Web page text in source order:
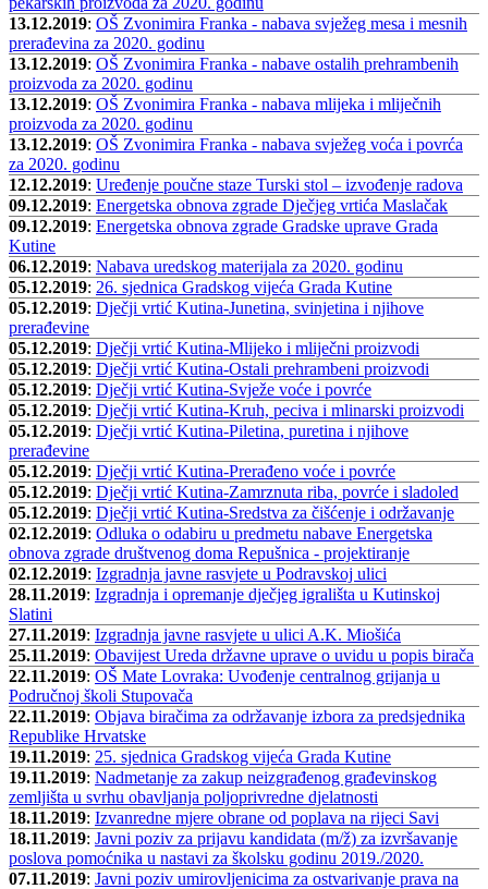
13.12.2019: OŠ Zvonimira Franka - nabava svježeg mesa i mesnih
prerađevina za 2020. godinu
13.12.2019: OŠ Zvonimira Franka - nabave ostalih prehrambenih
proizvoda za 2020. godinu
13.12.2019: OŠ Zvonimira Franka - nabava mlijeka i mliječnih
proizvoda za 2020. godinu
13.12.2019: OŠ Zvonimira Franka - nabava svježeg voća i povrća
za 2020. godinu
12.12.2019: Uređenje poučne staze Turski stol – izvođenje radova
09.12.2019: Energetska obnova zgrade Dječjeg vrtića Maslačak
09.12.2019: Energetska obnova zgrade Gradske uprave Grada
Kutine
06.12.2019: Nabava uredskog materijala za 2020. godinu
05.12.2019: 26. sjednica Gradskog vijeća Grada Kutine
05.12.2019: Dječji vrtić Kutina-Junetina, svinjetina i njihove
prerađevine
05.12.2019: Dječji vrtić Kutina-Mlijeko i mliječni proizvodi
05.12.2019: Dječji vrtić Kutina-Ostali prehrambeni proizvodi
05.12.2019: Dječji vrtić Kutina-Svježe voće i povrće
05.12.2019: Dječji vrtić Kutina-Kruh, peciva i mlinarski proizvodi
05.12.2019: Dječji vrtić Kutina-Piletina, puretina i njihove
prerađevine
05.12.2019: Dječji vrtić Kutina-Prerađeno voće i povrće
05.12.2019: Dječji vrtić Kutina-Zamrznuta riba, povrće i sladoled
05.12.2019: Dječji vrtić Kutina-Sredstva za čišćenje i održavanje
02.12.2019: Odluka o odabiru u predmetu nabave Energetska
obnova zgrade društvenog doma Repušnica - projektiranje
02.12.2019: Izgradnja javne rasvjete u Podravskoj ulici
28.11.2019: Izgradnja i opremanje dječjeg igrališta u Kutinskoj
Slatini
27.11.2019: Izgradnja javne rasvjete u ulici A.K. Miošića
25.11.2019: Obavijest Ureda državne uprave o uvidu u popis birača
22.11.2019: OŠ Mate Lovraka: Uvođenje centralnog grijanja u
Područnoj školi Stupovača
22.11.2019: Objava biračima za održavanje izbora za predsjednika
Republike Hrvatske
19.11.2019: 25. sjednica Gradskog vijeća Grada Kutine
19.11.2019: Nadmetanje za zakup neizgrađenog građevinskog
zemljišta u svrhu obavljanja poljoprivredne djelatnosti
18.11.2019: Izvanredne mjere obrane od poplava na rijeci Savi
18.11.2019: Javni poziv za prijavu kandidata (m/ž) za izvršavanje
poslova pomoćnika u nastavi za školsku godinu 2019./2020.
07.11.2019: Javni poziv umirovljenicima za ostvarivanje prava na